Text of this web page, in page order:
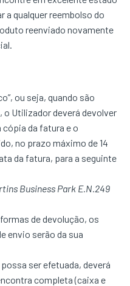
a qualquer reembolso do
reenviado novamente
ou seja, quando são
Utilizador deverá devolver
da fatura e o
no prazo máximo de 14
da fatura, para a seguinte
Business Park E.N.249
de devolução, os
envio serão da sua
ser efetuada, deverá
completa (caixa e